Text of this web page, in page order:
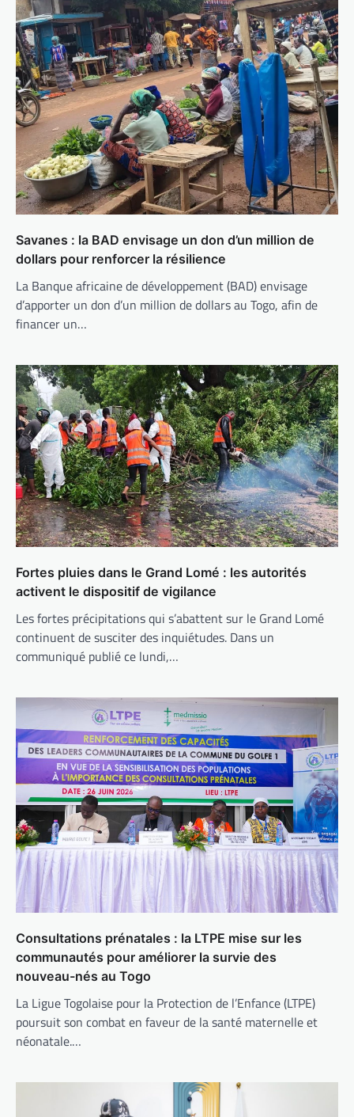
Savanes : la BAD envisage un don d’un million de
dollars pour renforcer la résilience
La Banque africaine de développement (BAD) envisage
d’apporter un don d’un million de dollars au Togo, afin de
financer un…
Fortes pluies dans le Grand Lomé : les autorités
activent le dispositif de vigilance
Les fortes précipitations qui s’abattent sur le Grand Lomé
continuent de susciter des inquiétudes. Dans un
communiqué publié ce lundi,…
Consultations prénatales : la LTPE mise sur les
communautés pour améliorer la survie des
nouveau-nés au Togo
La Ligue Togolaise pour la Protection de l’Enfance (LTPE)
poursuit son combat en faveur de la santé maternelle et
néonatale.…